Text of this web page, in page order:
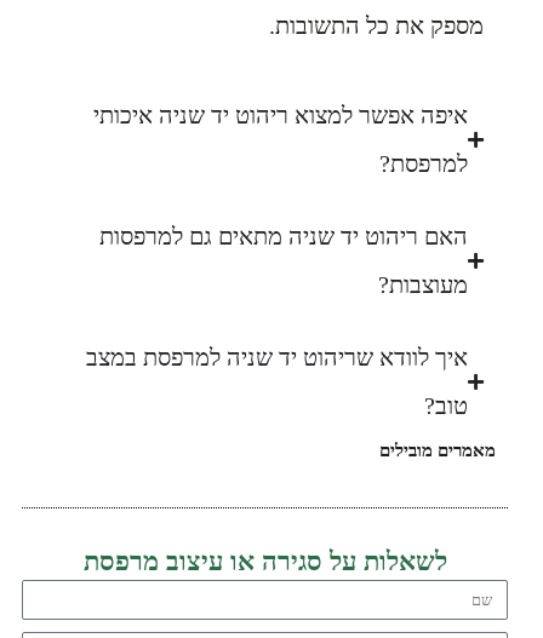
מספק את כל התשובות.
איפה אפשר למצוא ריהוט יד שניה איכותי
למרפסת?
האם ריהוט יד שניה מתאים גם למרפסות
מעוצבות?
איך לוודא שריהוט יד שניה למרפסת במצב
טוב?
מאמרים מובילים
לשאלות על סגירה או עיצוב מרפסת